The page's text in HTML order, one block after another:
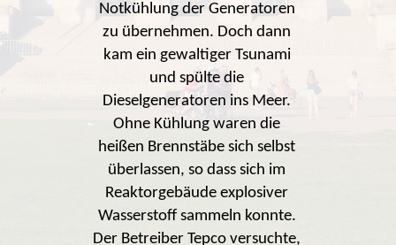
Notkühlung der Generatoren
zu übernehmen. Doch dann
kam ein gewaltiger Tsunami
und spülte die
Dieselgeneratoren ins Meer.
Ohne Kühlung waren die
heißen Brennstäbe sich selbst
überlassen, so dass sich im
Reaktorgebäude explosiver
Wasserstoff sammeln konnte.
Der Betreiber Tepco versuchte,